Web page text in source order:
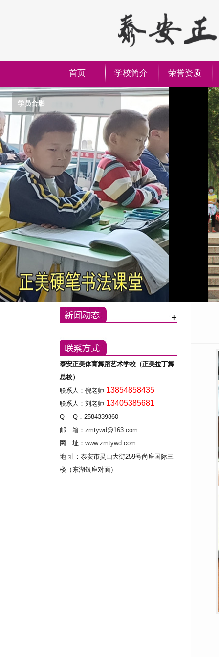
首页 学校简介 荣誉资质
学员合影
泰安正美体育舞蹈艺术学校（正美拉丁舞
总校）
联系人：倪老师 13854858435
联系人：刘老师 13405385681
Q Q：2584339860
邮 箱： zmtywd@163.com
网 址： www.zmtywd.com
地 址：泰安市灵山大街259号尚座国际三
楼（东湖银座对面）